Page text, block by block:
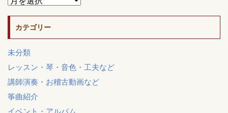
カテゴリー
未分類
レッスン・琴・音色・工夫など
講師演奏・お稽古動画など
筝曲紹介
イベント・アルバム